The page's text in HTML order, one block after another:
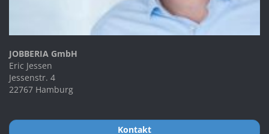
JOBBERIA GmbH
Eric Jessen
Jessenstr. 4
22767 Hamburg
Kontakt